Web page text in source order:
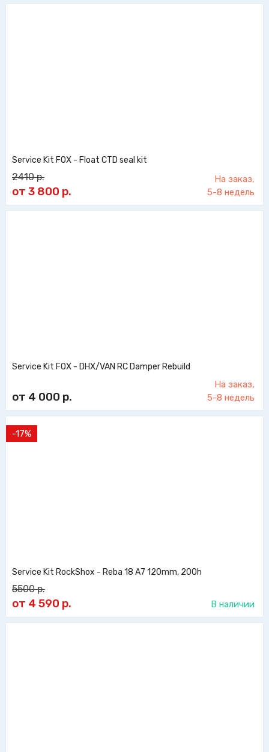
Service Kit FOX - Float CTD seal kit
2410р.
от 3 800 р.
На заказ,
5-8 недель
Service Kit FOX - DHX/VAN RC Damper Rebuild
от 4 000 р.
На заказ,
5-8 недель
-17%
Service Kit RockShox - Reba 18 A7 120mm, 200h
5500р.
от 4 590 р. В наличии